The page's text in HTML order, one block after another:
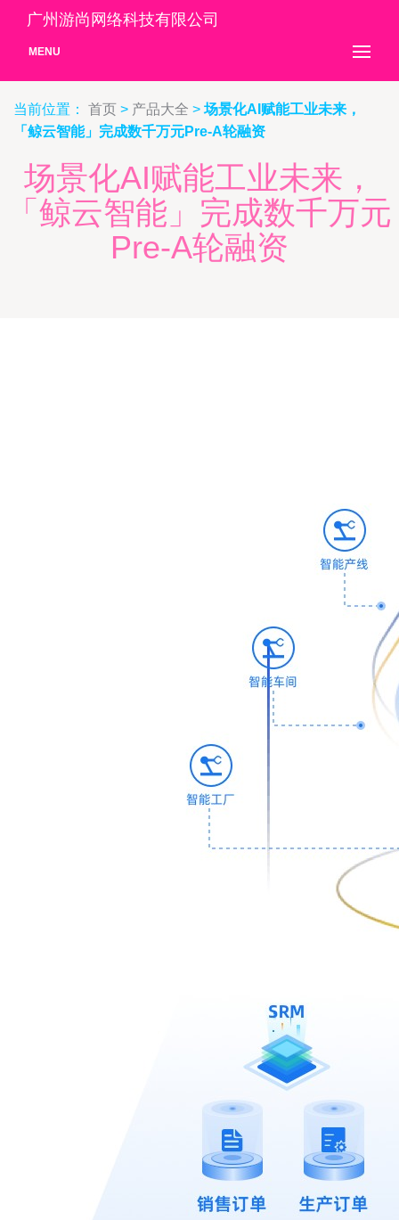
广州游尚网络科技有限公司
MENU
当前位置： 首页 > 产品大全 > 场景化AI赋能工业未来，
「鲸云智能」完成数千万元Pre-A轮融资
场景化AI赋能工业未来，
「鲸云智能」完成数千万元
Pre-A轮融资